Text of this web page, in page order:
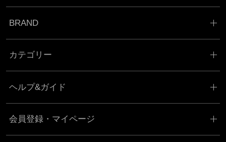
BRAND
カテゴリー
ヘルプ&ガイド
会員登録・マイページ